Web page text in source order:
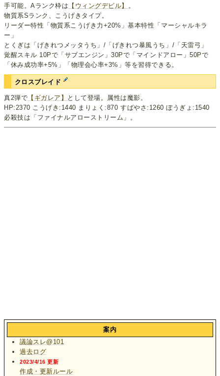
手可能。Aランク枠は 【ウィングデビル】
。
物質系Sランク、こうげきタイプ。
リーダー特性「物質系こうげき力+20%」基本特性「マーシャルキラ
ー」
とくぎは「げきれつメッタうち」/「げきれつ暴風うち」/「天雷弓」
覚醒スキル 10Pで「サブエンジン」30Pで「マインドアロー」50Pで
「休み成功率+5%」「物理会心率+3%」等を習得できる。
クロスブレイド
真2弾で 【ギガレア】
として登場。属性は魔影。
HP:2370 こうげき:1440 まりょく:870 すばやさ:1260 ぼうぎょ:1540
必殺技は「ファイナルアローストリーム」。
案内
議論スレ@101
過去ログ
2023/4/16 更新
作成・更新ルール